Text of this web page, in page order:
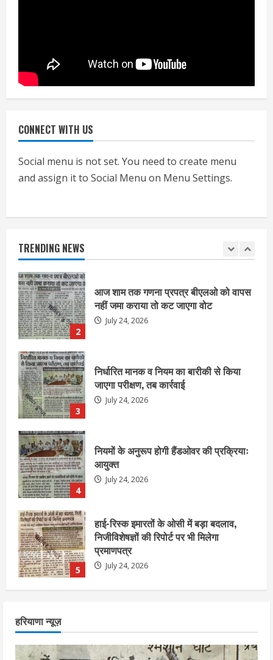
CONNECT WITH US
Social menu is not set. You need to create menu
and assign it to Social Menu on Menu Settings.
TRENDING NEWS
निजीविशेषज्ञों की रिपोर्ट पर भी मिलेगा
July 24, 2026
1
एचईआरसी के अध्यक्ष नंद लाल का निधन
2
3
निर्धारित मानक व नियम का बारीकी से किया
जाएगा परीक्षण, तब कार्रवाई
July 24, 2026
4
नियमों के अनुरूप होगी हैंडओवर की प्रक्रियाः
आयुक्त
July 24, 2026
5
हाई-रिस्क इमारतों के ओसी में बड़ा बदलाव,
निजीविशेषज्ञों की रिपोर्ट पर भी मिलेगा
प्रमाणपत्र
July 24, 2026
1
एचईआरसी के अध्यक्ष नंद लाल का निधन
July 24, 2026
2
हरियाणा न्यूज़